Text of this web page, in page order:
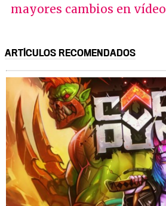
mayores cambios en vídeo
ARTÍCULOS RECOMENDADOS